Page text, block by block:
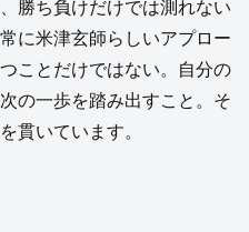
勝ち負けだけでは測れない
に米津玄師らしいアプロー
ことだけではない。自分の
の一歩を踏み出すこと。そ
貫いています。